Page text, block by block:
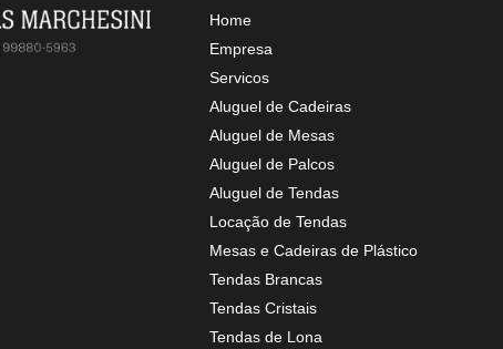
Home
Empresa
Servicos
Aluguel de Cadeiras
Aluguel de Mesas
Aluguel de Palcos
Aluguel de Tendas
Locação de Tendas
Mesas e Cadeiras de Plástico
Tendas Brancas
Tendas Cristais
Tendas de Lona